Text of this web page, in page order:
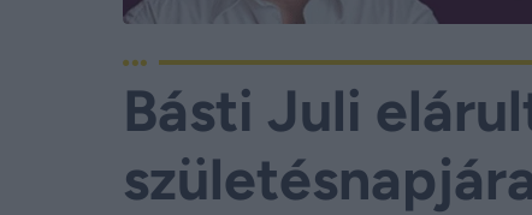
Básti Juli